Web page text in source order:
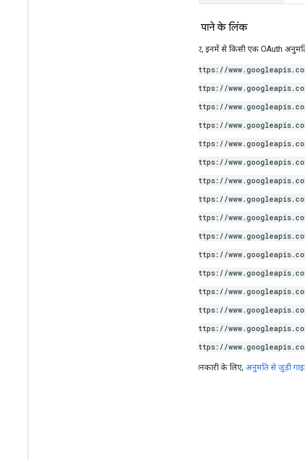
अनुमति पाने के लिंक
इसके लिए, इनमें से किसी एक OAuth
https://
https://
https://
https://
https://
https://
https://
https://
https://
https://
https://
https://
https://
https://
https://
https://
ज़्यादा जानकारी के लिए, अनुमति से जुड़ी